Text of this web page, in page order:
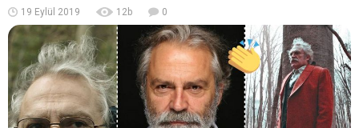
19 Eylül 2019 12b 0